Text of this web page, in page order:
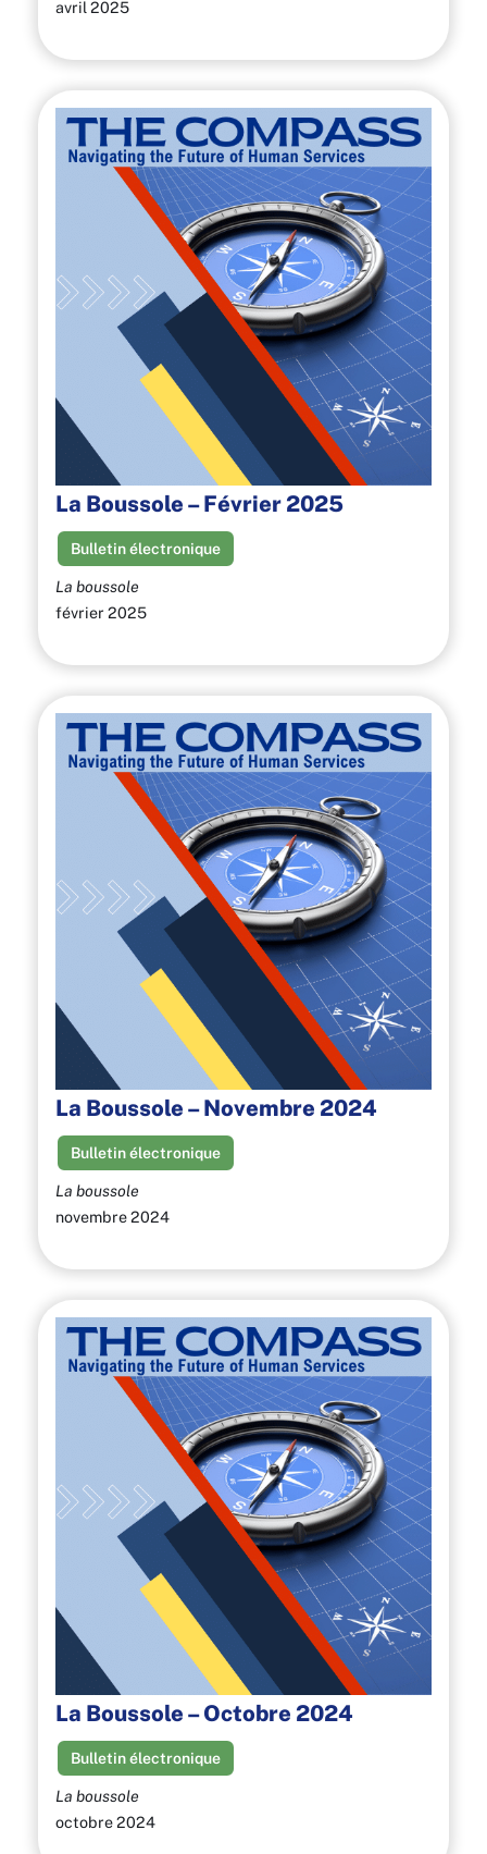
avril 2025
La Boussole – Février 2025
Bulletin électronique
La boussole
février 2025
La Boussole – Novembre 2024
Bulletin électronique
La boussole
novembre 2024
La Boussole – Octobre 2024
Bulletin électronique
La boussole
octobre 2024